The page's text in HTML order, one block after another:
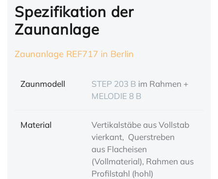
Spezifikation der
Zaunanlage
Zaunanlage REF717 in Berlin
Zaunmodell STEP 203 B im Rahmen +
MELODIE 8 B
Material
Vertikalstäbe aus Vollstab
vierkant, Querstreben
aus Flacheisen
(Vollmaterial), Rahmen aus
Profilstahl (hohl)